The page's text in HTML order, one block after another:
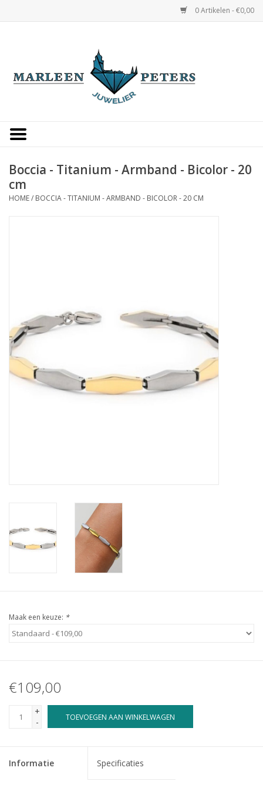
0 Artikelen - €0,00
Cadeaukaarten
Boccia - Titanium - Armband - Bicolor - 20
cm
HOME/ BOCCIA - TITANIUM - ARMBAND - BICOLOR - 20 CM
Maak een keuze: *
€109,00
+
-
TOEVOEGEN AAN WINKELWAGEN
Informatie Specificaties